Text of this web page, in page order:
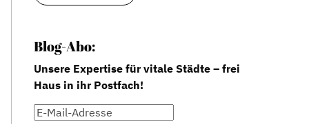
Blog-Abo:
Unsere Expertise für vitale Städte – frei
Haus in ihr Postfach!